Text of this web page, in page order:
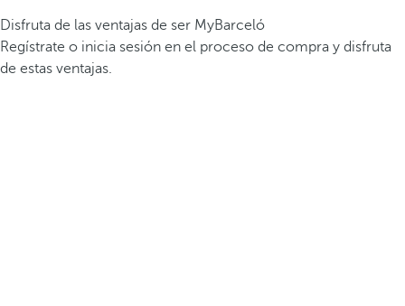
Disfruta de las ventajas de ser MyBarceló
Regístrate o inicia sesión en el proceso de compra y disfruta
de estas ventajas.